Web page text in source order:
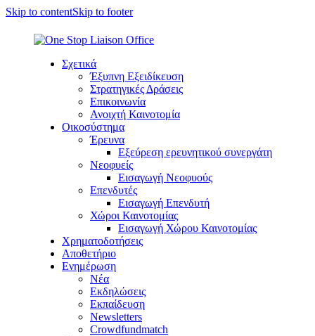
Skip to contentSkip to footer
Σχετικά
Έξυπνη Εξειδίκευση
Στρατηγικές Δράσεις
Επικοινωνία
Ανοιχτή Καινοτομία
Οικοσύστημα
Έρευνα
Εξεύρεση ερευνητικού συνεργάτη
Νεοφυείς
Εισαγωγή Νεοφυούς
Επενδυτές
Εισαγωγή Επενδυτή
Χώροι Καινοτομίας
Εισαγωγή Χώρου Καινοτομίας
Χρηματοδοτήσεις
Αποθετήριο
Ενημέρωση
Νέα
Εκδηλώσεις
Εκπαίδευση
Newsletters
Crowdfundmatch